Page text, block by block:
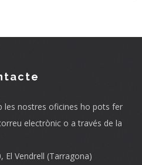
les nostres oficines ho pots fer
electrònic o a través de la
El Vendrell (Tarragona)